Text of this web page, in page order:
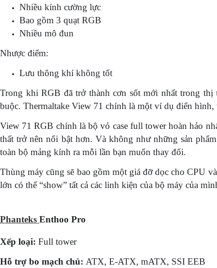
Nhiều kính cường lực
Bao gồm 3 quạt RGB
Nhiều mô đun
Nhược điểm:
Lưu thông khí không tốt
Trong khi RGB đã trở thành cơn sốt mới nhất trong
buộc. Thermaltake View 71 chính là một ví dụ điển
View 71 RGB chính là bộ vỏ case full tower hoàn hảo
thất trở nên nổi bật hơn. Và không như những sản
toàn bộ mảng kính ra mỗi lần bạn muốn thay đổi.
Thùng máy cũng sẽ bao gồm một giá đỡ dọc cho CPU
lớn có thể “show” tất cả các linh kiện của bộ máy của
Phanteks Enthoo Pro
Xếp loại: Full tower
Hỗ trợ bo mạch chủ: ATX, E-ATX, mATX, SSI EEB